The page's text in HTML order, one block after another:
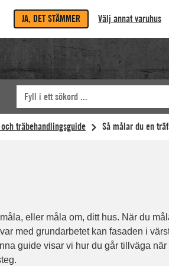
JA, DET STÄMMER Välj annat varuhus